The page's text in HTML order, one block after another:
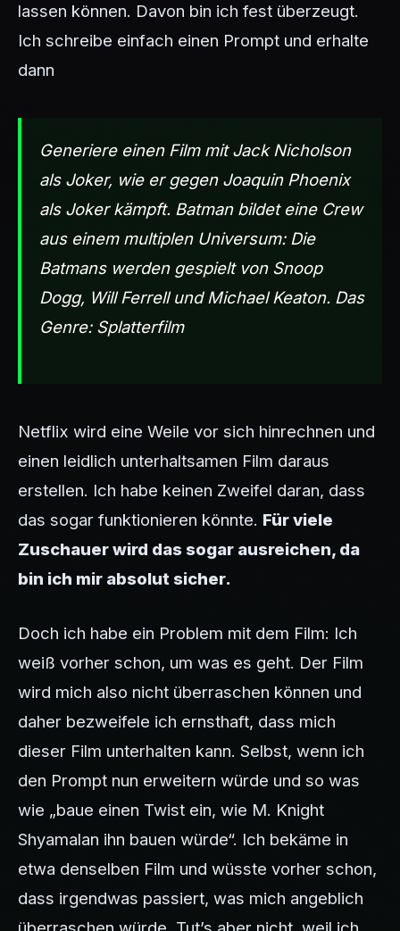
lassen können. Davon bin ich fest überzeugt.
Ich schreibe einfach einen Prompt und erhalte
dann
Generiere einen Film mit Jack Nicholson
als Joker, wie er gegen Joaquin Phoenix
als Joker kämpft. Batman bildet eine Crew
aus einem multiplen Universum: Die
Batmans werden gespielt von Snoop
Dogg, Will Ferrell und Michael Keaton. Das
Genre: Splatterfilm
Netflix wird eine Weile vor sich hinrechnen und
einen leidlich unterhaltsamen Film daraus
erstellen. Ich habe keinen Zweifel daran, dass
das sogar funktionieren könnte. Für viele
Zuschauer wird das sogar ausreichen, da
bin ich mir absolut sicher.
Doch ich habe ein Problem mit dem Film: Ich
weiß vorher schon, um was es geht. Der Film
wird mich also nicht überraschen können und
daher bezweifele ich ernsthaft, dass mich
dieser Film unterhalten kann. Selbst, wenn ich
den Prompt nun erweitern würde und so was
wie „baue einen Twist ein, wie M. Knight
Shyamalan ihn bauen würde“. Ich bekäme in
etwa denselben Film und wüsste vorher schon,
dass irgendwas passiert, was mich angeblich